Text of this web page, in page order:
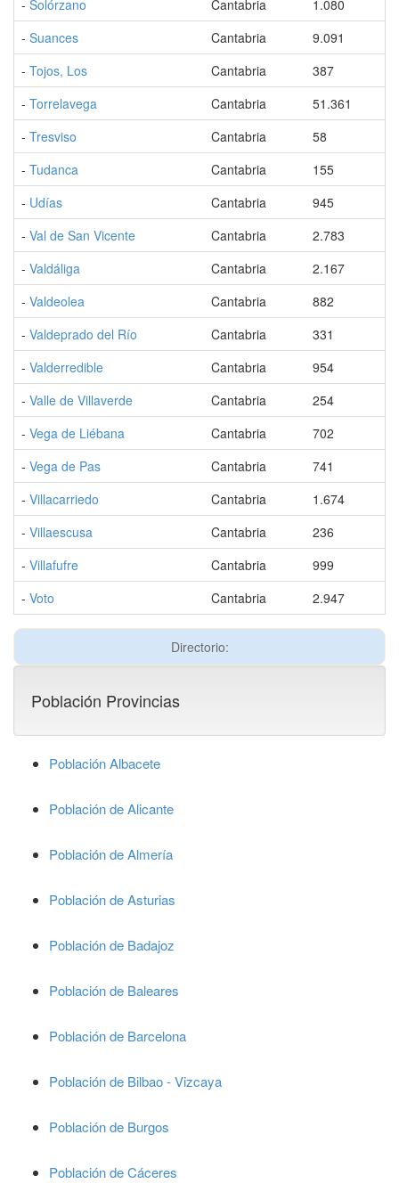
- Solórzano Cantabria
1.080
- Suances Cantabria
9.091
- Tojos, Los Cantabria
387
- Torrelavega Cantabria
51.361
- Tresviso Cantabria
58
- Tudanca Cantabria
155
- Udías Cantabria
945
- Val de San Vicente Cantabria
2.783
- Valdáliga Cantabria
2.167
- Valdeolea Cantabria
882
- Valdeprado del Río Cantabria
331
- Valderredible Cantabria
954
- Valle de Villaverde Cantabria
254
- Vega de Liébana Cantabria
702
- Vega de Pas Cantabria
741
- Villacarriedo Cantabria
1.674
- Villaescusa Cantabria
236
- Villafufre Cantabria
999
- Voto Cantabria 2.947
Directorio:
Población Provincias
Población Albacete
Población de Alicante
Población de Almería
Población de Asturias
Población de Badajoz
Población de Baleares
Población de Barcelona
Población de Bilbao - Vizcaya
Población de Burgos
Población de Cáceres